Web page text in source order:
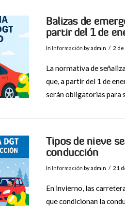
Balizas de
partir del 1 de
In Información by admin 2
La normativa de
que, a partir del 1 de
serán obligatorias para
Tipos de nieve
conducción
In Información by admin 21
En invierno, las
que condicionan la